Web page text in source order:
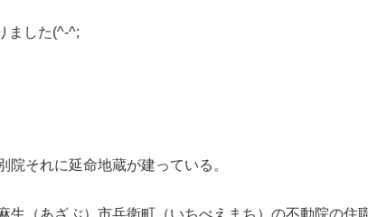
ました(^-^;
院それに延命地蔵が建っている。
生（あざぶ）市兵衛町（いちべえまち）の不動院の住